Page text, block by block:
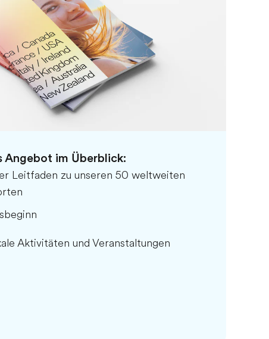
Angebot im Überblick:
Leitfaden zu unseren 50 weltweiten
Aktivitäten und Veranstaltungen